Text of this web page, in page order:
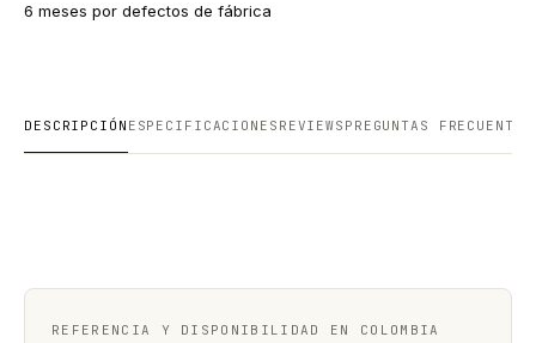
6 meses por defectos de fábrica
DESCRIPCIÓN ESPECIFICACIONES REVIEWS PREGUNTAS FRECUENTES
REFERENCIA Y DISPONIBILIDAD EN COLOMBIA